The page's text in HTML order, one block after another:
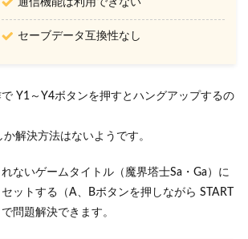
通信機能は利用できない
セーブデータ互換性なし
Y1～Y4ボタンを押すとハングアップするの
解決方法はないようです。
ないゲームタイトル（魔界塔士Sa・Ga）に
ットする（A、Bボタンを押しながら START
問題解決できます。